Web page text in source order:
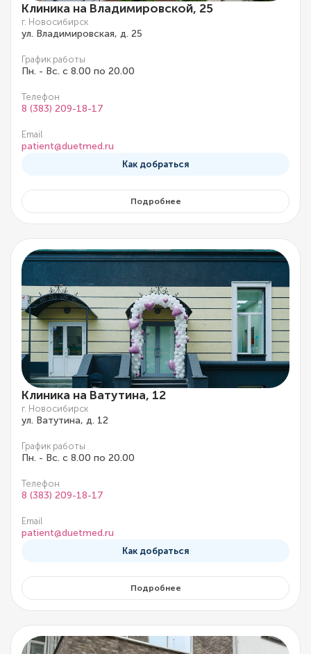
Клиника на Владимировской, 25
г. Новосибирск
ул. Владимировская, д. 25
График работы
Пн. - Вс. с 8.00 по 20.00
Телефон
8 (383) 209-18-17
Email
patient@duetmed.ru
Как добраться
Подробнее
Клиника на Ватутина, 12
г. Новосибирск
ул. Ватутина, д. 12
График работы
Пн. - Вс. с 8.00 по 20.00
Телефон
8 (383) 209-18-17
Email
patient@duetmed.ru
Как добраться
Подробнее